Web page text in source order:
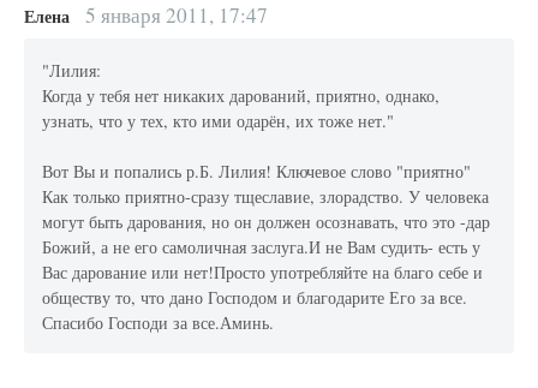
Елена 5 января 2011, 17:47
"Лилия:
Когда у тебя нет никаких дарований, приятно, однако,
узнать, что у тех, кто ими одарён, их тоже нет."
Вот Вы и попались р.Б. Лилия! Ключевое слово "приятно"
Как только приятно-сразу тщеславие, злорадство. У человека
могут быть дарования, но он должен осознавать, что это -дар
Божий, а не его самоличная заслуга.И не Вам судить- есть у
Вас дарование или нет!Просто употребляйте на благо себе и
обществу то, что дано Господом и благодарите Его за все.
Спасибо Господи за все.Аминь.